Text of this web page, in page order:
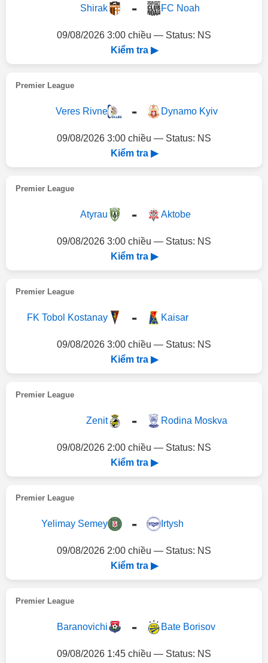
Shirak - FC Noah
09/08/2026 3:00 chiều — Status: NS
Kiểm tra ▶
Premier League
Veres Rivne - Dynamo Kyiv
09/08/2026 3:00 chiều — Status: NS
Kiểm tra ▶
Premier League
Atyrau - Aktobe
09/08/2026 3:00 chiều — Status: NS
Kiểm tra ▶
Premier League
FK Tobol Kostanay - Kaisar
09/08/2026 3:00 chiều — Status: NS
Kiểm tra ▶
Premier League
Zenit - Rodina Moskva
09/08/2026 2:00 chiều — Status: NS
Kiểm tra ▶
Premier League
Yelimay Semey - Irtysh
09/08/2026 2:00 chiều — Status: NS
Kiểm tra ▶
Premier League
Baranovichi - Bate Borisov
09/08/2026 1:45 chiều — Status: NS